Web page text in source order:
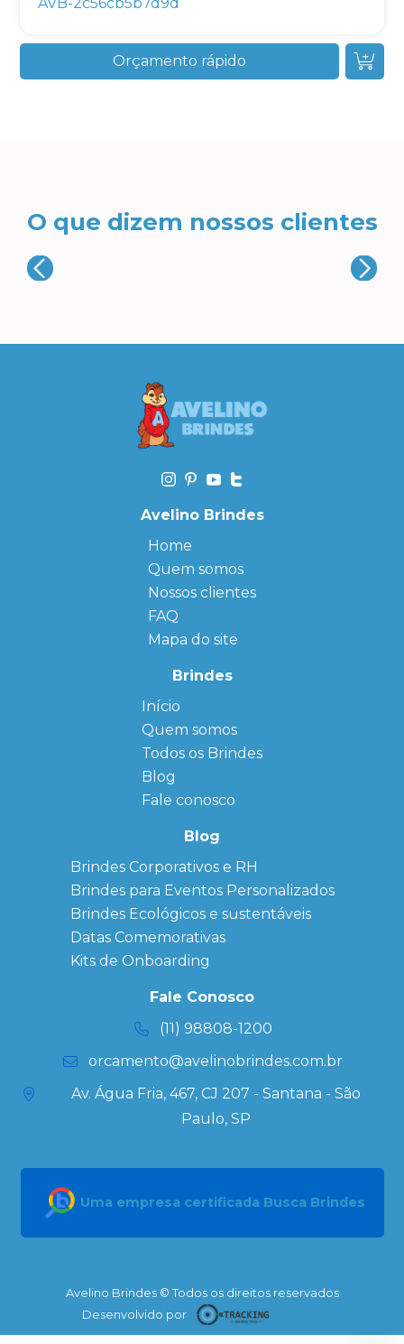
Orçamento rápido
O que dizem nossos clientes
Avelino Brindes
Home
Quem somos
Nossos clientes
FAQ
Mapa do site
Brindes
Início
Quem somos
← Back
FAQ
Sitemap
Todos os Brindes
← Back
Agendas
Personalizadas
Personalizado
personalizados
Brindes
Corporativos
Copos Térmicos
Personalizados
Datas Especiais
Ecobag
Personalizada
Kits
Blog
Fale conosco
Blog
Brindes Corporativos e RH
Brindes para Eventos Personalizados
Brindes Ecológicos e sustentáveis
Datas Comemorativas
Kits de Onboarding
Fale Conosco
(11) 98808-1200
orcamento@avelinobrindes.com.br
Av. Água Fria, 467, CJ 207 - Santana - São
Paulo, SP
Uma empresa certificada Busca Brindes
Avelino Brindes © Todos os direitos reservados
Desenvolvido por